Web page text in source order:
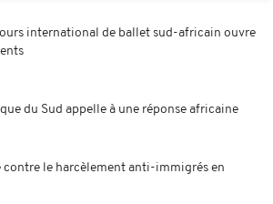
international de ballet sud-africain ouvre
du Sud appelle à une réponse africaine
contre le harcèlement anti-immigrés en